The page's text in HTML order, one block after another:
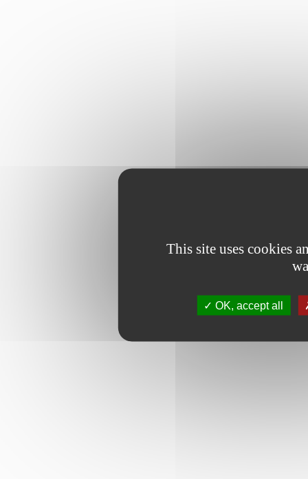
This site uses cookies
OK, accept all